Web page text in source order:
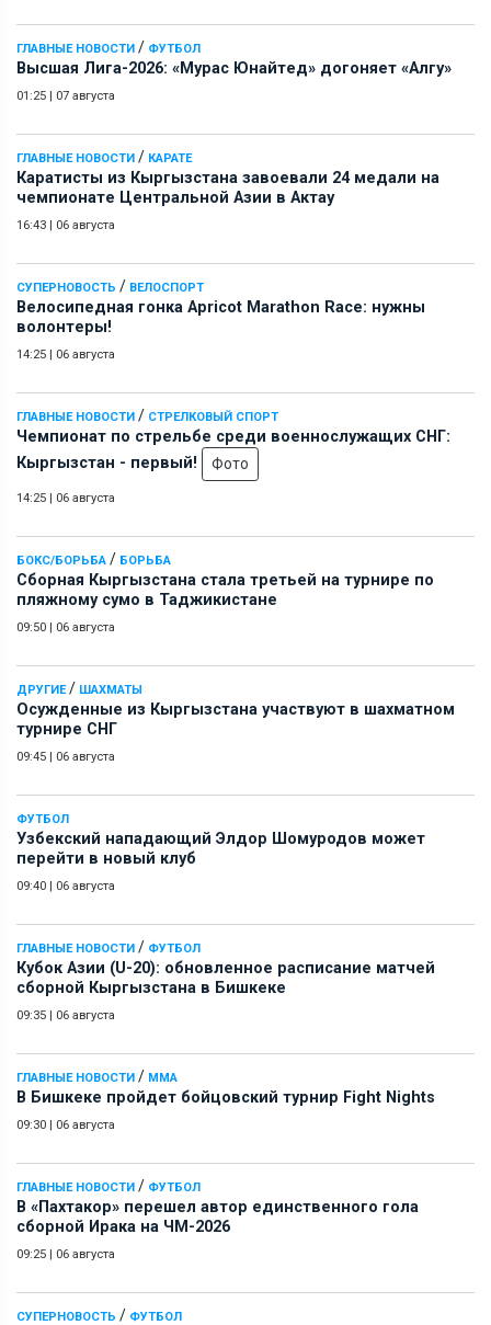
ГЛАВНЫЕ НОВОСТИ / ФУТБОЛ
Высшая Лига-2026: «Мурас Юнайтед» догоняет «Алгу»
01:25 | 07 августа
ГЛАВНЫЕ НОВОСТИ / КАРАТЕ
Каратисты из Кыргызстана завоевали 24 медали на
чемпионате Центральной Азии в Актау
16:43 | 06 августа
СУПЕРНОВОСТЬ / ВЕЛОСПОРТ
Велосипедная гонка Apricot Marathon Race: нужны
волонтеры!
14:25 | 06 августа
ГЛАВНЫЕ НОВОСТИ / СТРЕЛКОВЫЙ СПОРТ
Чемпионат по стрельбе среди военнослужащих СНГ:
Кыргызстан - первый!
Фото
14:25 | 06 августа
БОКС/БОРЬБА / БОРЬБА
Сборная Кыргызстана стала третьей на турнире по
пляжному сумо в Таджикистане
09:50 | 06 августа
ДРУГИЕ/ ШАХМАТЫ
Осужденные из Кыргызстана участвуют в шахматном
турнире СНГ
09:45 | 06 августа
ФУТБОЛ
Узбекский нападающий Элдор Шомуродов может
перейти в новый клуб
09:40 | 06 августа
ГЛАВНЫЕ НОВОСТИ / ФУТБОЛ
Кубок Азии (U-20): обновленное расписание матчей
сборной Кыргызстана в Бишкеке
09:35 | 06 августа
ГЛАВНЫЕ НОВОСТИ / ММА
В Бишкеке пройдет бойцовский турнир Fight Nights
09:30 | 06 августа
ГЛАВНЫЕ НОВОСТИ / ФУТБОЛ
В «Пахтакор» перешел автор единственного гола
сборной Ирака на ЧМ-2026
09:25 | 06 августа
СУПЕРНОВОСТЬ / ФУТБОЛ